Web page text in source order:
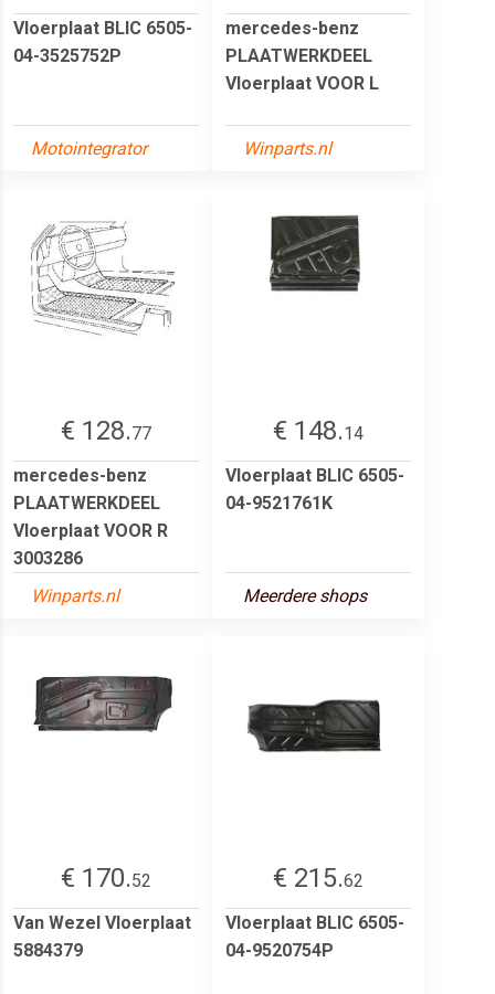
Vloerplaat BLIC 6505-
04-3525752P
Motointegrator
mercedes-benz
PLAATWERKDEEL
Vloerplaat VOOR L
Winparts.nl
€ 128.77
mercedes-benz
PLAATWERKDEEL
Vloerplaat VOOR R
3003286
Winparts.nl
€ 148.14
Vloerplaat BLIC 6505-
04-9521761K
Meerdere shops
€ 170.52
Van Wezel Vloerplaat
5884379
€ 215.62
Vloerplaat BLIC 6505-
04-9520754P